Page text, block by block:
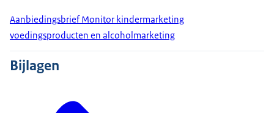
Aanbiedingsbrief Monitor kindermarketing
voedingsproducten en alcoholmarketing
Bijlagen